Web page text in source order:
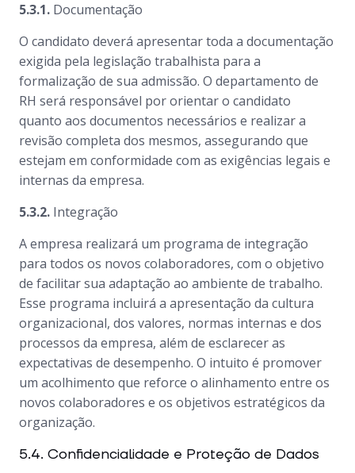
5.3.1. Documentação
O candidato deverá apresentar toda a documentação
exigida pela legislação trabalhista para a
formalização de sua admissão. O departamento de
RH será responsável por orientar o candidato
quanto aos documentos necessários e realizar a
revisão completa dos mesmos, assegurando que
estejam em conformidade com as exigências legais e
internas da empresa.
5.3.2. Integração
A empresa realizará um programa de integração
para todos os novos colaboradores, com o objetivo
de facilitar sua adaptação ao ambiente de trabalho.
Esse programa incluirá a apresentação da cultura
organizacional, dos valores, normas internas e dos
processos da empresa, além de esclarecer as
expectativas de desempenho. O intuito é promover
um acolhimento que reforce o alinhamento entre os
novos colaboradores e os objetivos estratégicos da
organização.
5.4. Confidencialidade e Proteção de Dados